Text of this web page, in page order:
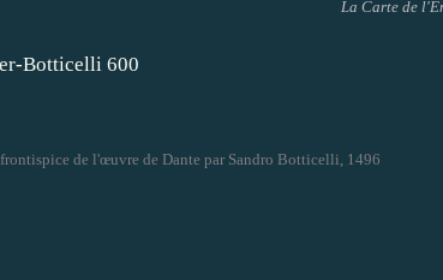
La Carte de
, frontispice de l'œuvre de Dante par Sandro Botticelli, 1496